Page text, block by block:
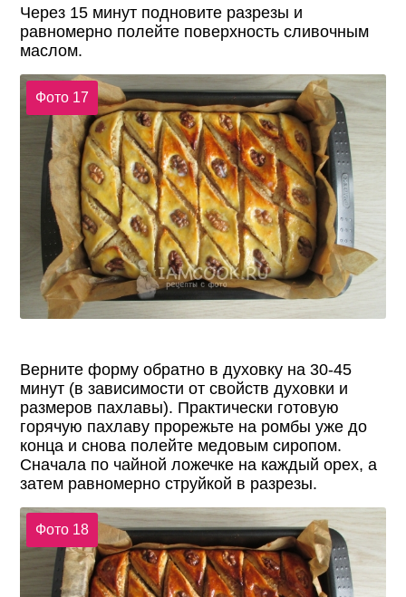
Через 15 минут подновите разрезы и
равномерно полейте поверхность сливочным
маслом.
Фото 17
Верните форму обратно в духовку на 30-45
минут (в зависимости от свойств духовки и
размеров пахлавы). Практически готовую
горячую пахлаву прорежьте на ромбы уже до
конца и снова полейте медовым сиропом.
Сначала по чайной ложечке на каждый орех, а
затем равномерно струйкой в разрезы.
Фото 18